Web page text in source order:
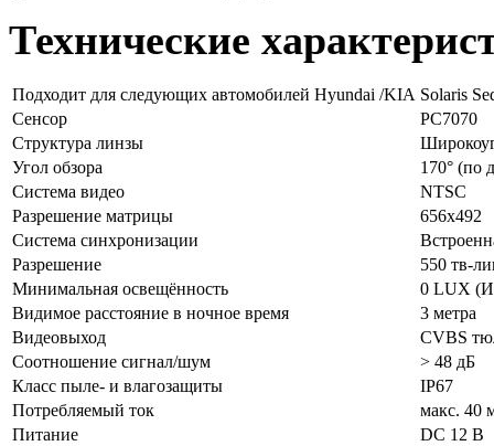
Технические
Подходит для следующих автомобилей Hyundai /KIA Solaris
Сенсор
PC7070
Структура линзы
Угол обзора
170° (по
Система видео
NTSC
Разрешение матрицы
656x492
Система синхронизации
Разрешение
550 тв-
Минимальная освещённость
0 LUX
Видимое расстояние в ночное время
3 метра
Видеовыход
CVBS
Соотношение сигнал/шум
> 48 дБ
Класс пыле- и влагозащиты
IP67
Потребляемый ток
макс. 40
Питание
DC 12 В